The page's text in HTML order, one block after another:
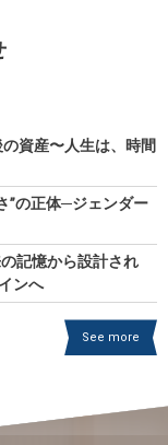
資産〜人生は、時間
”の正体─ジェンダー
記憶から設計され
ンへ
See more